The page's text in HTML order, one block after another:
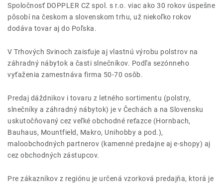
Spoločnosť DOPPLER CZ spol. s r.o. viac ako 30 rokov úspešne
pôsobí na českom a slovenskom trhu, už niekoľko rokov
dodáva tovar aj do Poľska.
V Trhových Svinoch zaisťuje aj vlastnú výrobu polstrov na
záhradný nábytok a časti slnečníkov. Podľa sezónneho
vyťaženia zamestnáva firma 50-70 osôb.
Predaj dáždnikov i tovaru z letného sortimentu (polstry,
slnečníky a záhradný nábytok) je v Čechách a na Slovensku
uskutočňovaný cez veľké obchodné reťazce (Hornbach,
Bauhaus, Mountfield, Makro, Unihobby a pod.),
maloobchodných partnerov (kamenné predajne aj e-shopy) aj
cez obchodných zástupcov.
Pre zákazníkov z regiónu je určená vzorková predajňa, ktorá je